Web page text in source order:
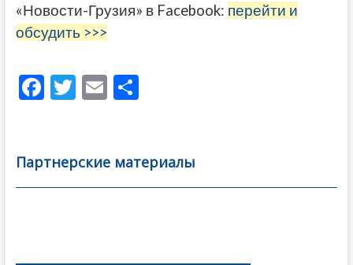
«Новости-Грузия» в Facebook: перейти и
обсудить >>>
F
b
o
T
er
E
l
О
а
в
Партнерские материалы